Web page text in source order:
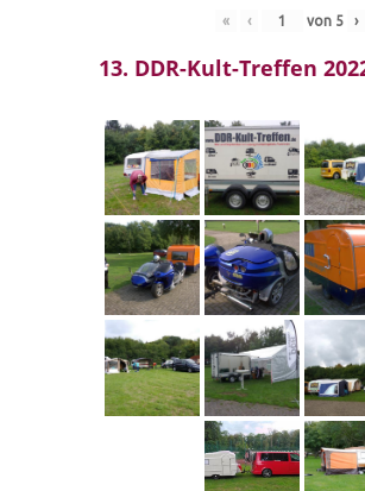
« ‹ von 5 ›
13. DDR-Kult-Treffen